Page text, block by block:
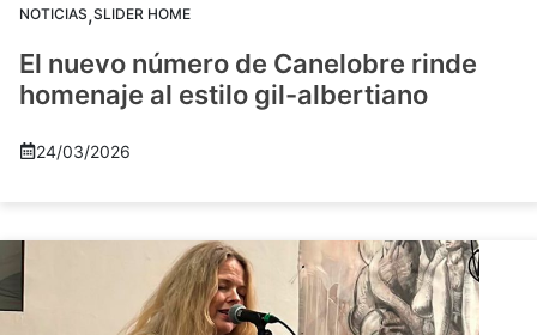
NOTICIAS,SLIDER HOME
El nuevo número de Canelobre rinde
homenaje al estilo gil-albertiano
24/03/2026